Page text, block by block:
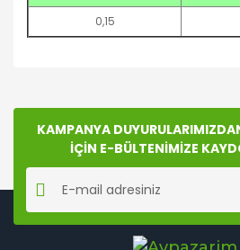
0,15
Yorum Yaz
formunu kullanarak tarafımıza
Görüş ve önerileriniz için teşekkür
Ürün resmi kalitesiz, bozuk
Ürün açıklamasında eksik
Ürün bilgilerinde hatalar
Ürün fiyatı diğer sitelerden daha
KAMPANYA
İÇİN E-BÜLTENİMİZE